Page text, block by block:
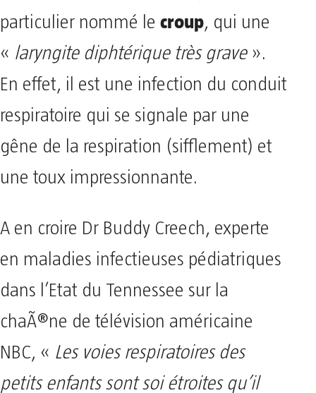
particulier nommé le croup, qui une
« laryngite diphtérique très grave».
En effet, il est une infection du conduit
respiratoire qui se signale par une
gêne de la respiration (sifflement) et
une toux impressionnante.
A en croire Dr Buddy Creech, experte
en maladies infectieuses pédiatriques
dans l’Etat du Tennessee sur la
chaÃ®ne de télévision américaine
NBC, « Les voies respiratoires des
petits enfants sont soi étroites qu’il